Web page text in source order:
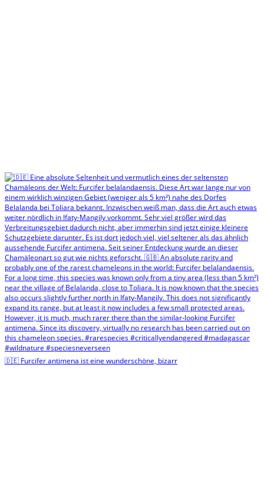
🇩🇪 Furcifer antimena ist eine wunderschöne, bizarr